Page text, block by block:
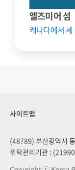
엘즈미어 섬
캐나다에서
사이트맵
(48789) 부산광역시
위탁관리기관 :